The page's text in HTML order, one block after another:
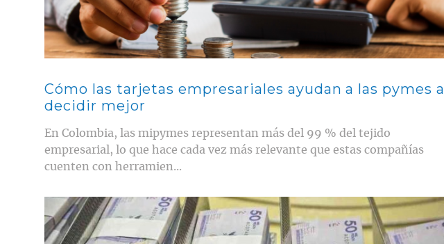
Cómo las tarjetas empresariales ayudan a las pymes a
decidir mejor
En Colombia, las mipymes representan más del 99 % del tejido
empresarial, lo que hace cada vez más relevante que estas compañías
cuenten con herramien...
Contenido multimedia principal